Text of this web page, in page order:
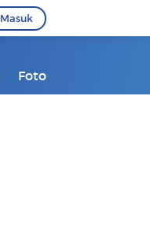
Masuk
Foto